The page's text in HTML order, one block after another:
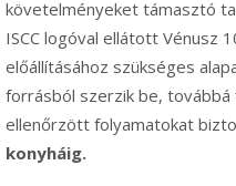
követelményeket támasztó
ISCC logóval ellátott Vénusz
előállításához szükséges
forrásból szerzik be,
ellenőrzött folyamatokat
konyháig.